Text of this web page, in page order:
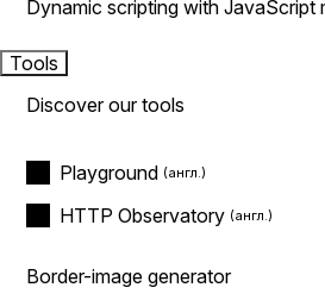
Dynamic scripting with JavaScript
Tools
Discover our tools
Playground
HTTP Observatory
Border-image generator